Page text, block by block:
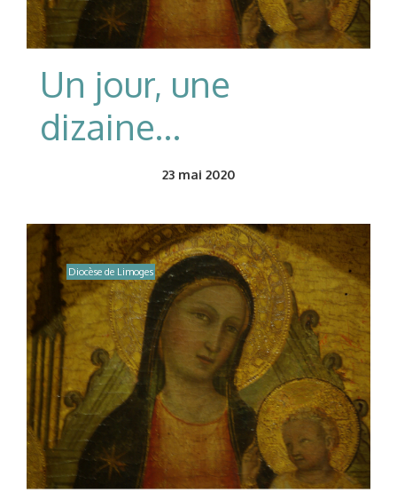
Un jour, une
dizaine…
23mai 2020
Diocèse de Limoges